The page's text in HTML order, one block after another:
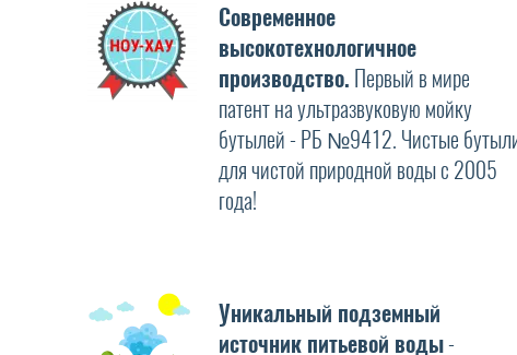
Современное
высокотехнологичное
производство. Первый в мире
патент на ультразвуковую мойку
бутылей - РБ №9412. Чистые
для чистой природной воды с 2005
года!
Уникальный подземный
источник питьевой воды-